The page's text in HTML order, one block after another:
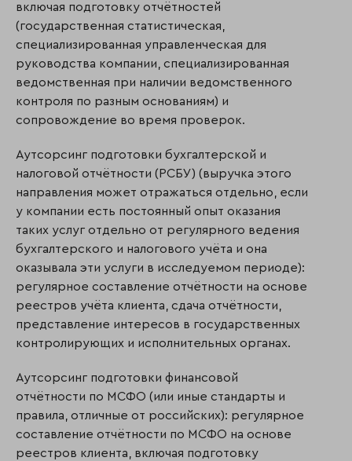
включая подготовку отчётностей
(государственная статистическая,
специализированная управленческая для
руководства компании, специализированная
ведомственная при наличии ведомственного
контроля по разным основаниям) и
сопровождение во время проверок.
Аутсорсинг подготовки бухгалтерской и
налоговой отчётности (РСБУ) (выручка этого
направления может отражаться отдельно, если
у компании есть постоянный опыт оказания
таких услуг отдельно от регулярного ведения
бухгалтерского и налогового учёта и она
оказывала эти услуги в исследуемом периоде):
регулярное составление отчётности на основе
реестров учёта клиента, сдача отчётности,
представление интересов в государственных
контролирующих и исполнительных органах.
Аутсорсинг подготовки финансовой
отчётности по МСФО (или иные стандарты и
правила, отличные от российских): регулярное
составление отчётности по МСФО на основе
реестров клиента, включая подготовку